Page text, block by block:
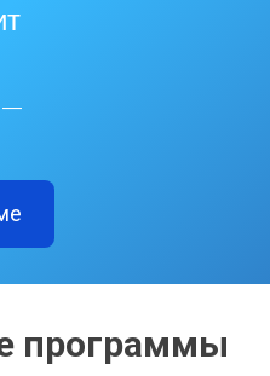
—
программы